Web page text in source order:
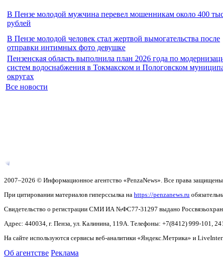
В Пензе молодой мужчина перевел мошенникам около 400
рублей
В Пензе молодой человек стал жертвой вымогательства после
отправки интимных фото девушке
Пензенская область выполнила план 2026 года по
систем водоснабжения в Токмакском и Пологовском
округах
Все новости
2007–2026 © Информационное агентство «PenzaNews». Все права
При цитировании материалов гиперссылка на https://penzanews.ru
Свидетельство о регистрации СМИ ИА №ФС77-31297 выдано
Адрес: 440034, г. Пенза, ул. Калинина, 119А. Телефоны: +7(8412) 999-101,
На сайте используются сервисы веб-аналитики «Яндекс.Метрика» и
Об агентстве Реклама